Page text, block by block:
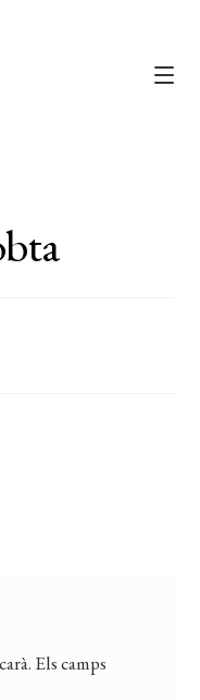
Els camps